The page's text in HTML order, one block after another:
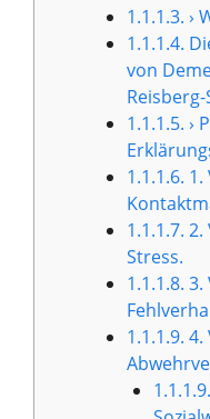
1.1.1.3. ›
1.1.1.4.
von
1.1.1.5. ›
1.1.1.6. 1.
1.1.1.7. 2.
Stress.
1.1.1.8. 3.
1.1.1.9. 4.